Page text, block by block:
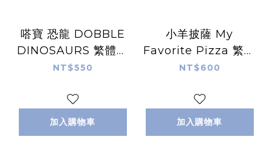
嗒寶 恐龍 DOBBLE
DINOSAURS 繁體中
文版
NT$550
加入購物車
小羊披薩 My
Favorite Pizza 繁體
中文版
NT$600
加入購物車